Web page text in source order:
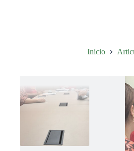
Inicio